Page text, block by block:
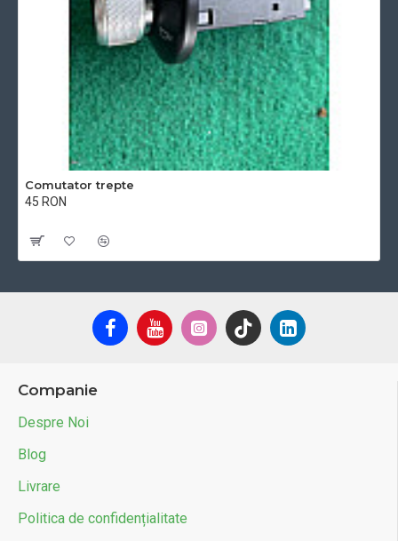
Comutator trepte
45 RON
Companie
Despre Noi
Blog
Livrare
Politica de confidențialitate